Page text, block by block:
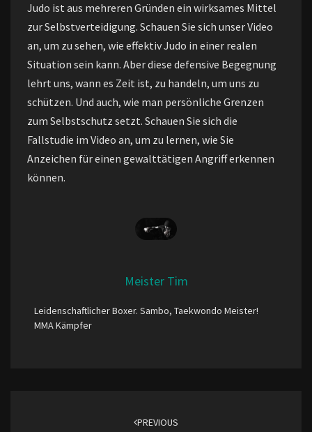
Judo ist aus mehreren Gründen ein wirksames Mittel
zur Selbstverteidigung. Schauen Sie sich unser Video
an, um zu sehen, wie effektiv Judo in einer realen
Situation sein kann. Aber diese defensive Begegnung
lehrt uns, wann es Zeit ist, zu handeln, um uns zu
schützen. Und auch, wie man persönliche Grenzen
zum Selbstschutz setzt. Schauen Sie sich die
Fallstudie im Video an, um zu lernen, wie Sie
Anzeichen für einen gewalttätigen Angriff erkennen
können.
Meister Tim
Leidenschaftlicher Boxer. Sambo, Taekwondo Meister!
MMA Kämpfer
PREVIOUS